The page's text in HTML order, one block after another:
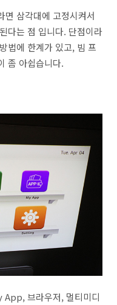
면 삼각대에 고정시켜서
다는 점 입니다. 단점이라
법에 한계가 있고, 빔 프
좀 아쉽습니다.
App, 브라우저, 멀티미디